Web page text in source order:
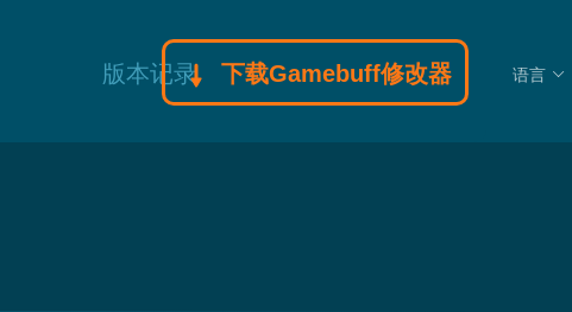
版本记录 下载Gamebuff修改器 语言